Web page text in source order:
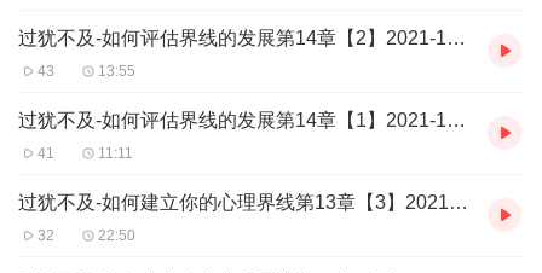
过犹不及-如何评估界线的发展第14章【2】2021-11-15
43 13:55
过犹不及-如何评估界线的发展第14章【1】2021-11-15
41 11:11
过犹不及-如何建立你的心理界线第13章【3】2021-11-14
32 22:50